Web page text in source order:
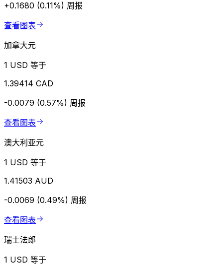
+0.1680 (0.11%) 周报
查看图表
加拿大元
1 USD 等于
1.39414 CAD
-0.0079 (0.57%) 周报
查看图表
澳大利亚元
1 USD 等于
1.41503 AUD
-0.0069 (0.49%) 周报
查看图表
瑞士法郎
1 USD 等于